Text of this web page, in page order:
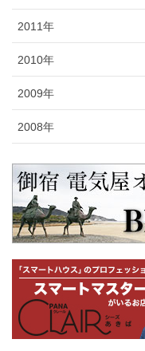
2011年
2010年
2009年
2008年